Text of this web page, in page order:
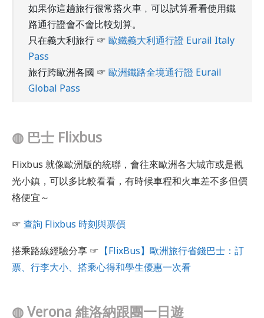
如果你這趟旅行很常搭火車﹐可以試算看看使用鐵
路通行證會不會比較划算。
只在義大利旅行 ☞ 歐鐵義大利通行證 Eurail Italy
Pass
旅行跨歐洲各國 ☞ 歐洲鐵路全境通行證 Eurail
Global Pass
◍ 巴士 Flixbus
Flixbus 就像歐洲版的統聯，會往來歐洲各大城市或是觀
光小鎮，可以多比較看看，有時候車程和火車差不多但價
格便宜～
☞ 查詢 Flixbus 時刻與票價
搭乘路線經驗分享 ☞ 【FlixBus】歐洲旅行省錢巴士：訂
票、行李大小、搭乘心得和學生優惠一次看
◍Verona 維洛納跟團一日遊